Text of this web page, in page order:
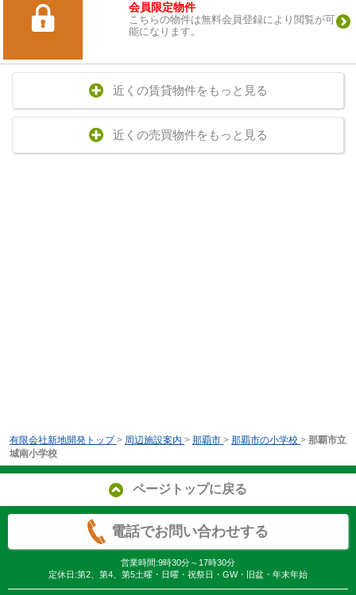
会員限定物件
こちらの物件は無料会員登録により閲覧が可
能になります。
近くの賃貸物件をもっと見る
近くの売買物件をもっと見る
有限会社新地開発トップ > 周辺施設案内 > 那覇市 > 那覇市の小学校 > 那覇市立
城南小学校
ページトップに戻る
電話でお問い合わせする
営業時間:9時30分～17時30分
定休日:第2、第4、第5土曜・日曜・祝祭日・GW・旧盆・年末年始